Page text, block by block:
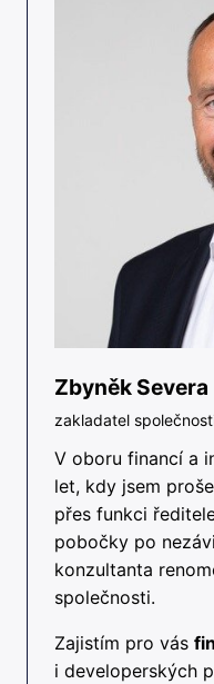
Zbyněk Severa
zakladatel
V oboru financí a
let, kdy jsem
přes funkci
pobočky po
konzultanta
společnosti.
Zajistím pro vás
i developerských